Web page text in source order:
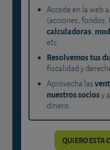
Accede en la web
(acciones, fondos,
calculadoras,
etc.
Resolvemos tus
fiscalidad y
Aprovecha las
nuestros sociosy
dinero.
QUIERO ESTA